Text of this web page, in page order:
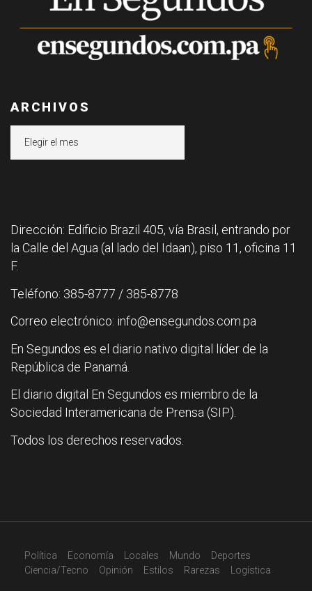
ARCHIVOS
Dirección: Edificio Brazil 405, vía Brasil, entrando por
la Calle del Agua (al lado del Idaan), piso 11, oficina 11
F.
Teléfono: 385-8777 / 385-8778
Correo electrónico: info@ensegundos.com.pa
En Segundos es el diario nativo digital líder de la
República de Panamá.
El diario digital En Segundos es miembro de la
Sociedad Interamericana de Prensa (SIP).
Todos los derechos reservados.
Política Economía Locales Mundo
Deportes
Ciencia/Tecno
Opinión Estilos Rarezas Logística